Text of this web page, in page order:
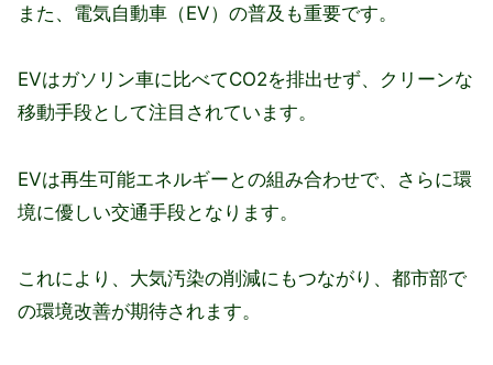
また、電気自動車（EV）の普及も重要です。
EVはガソリン車に比べてCO2を排出せず、クリーンな
移動手段として注目されています。
EVは再生可能エネルギーとの組み合わせで、さらに環
境に優しい交通手段となります。
これにより、大気汚染の削減にもつながり、都市部で
の環境改善が期待されます。